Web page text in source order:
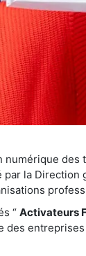
numérique
la
“ Activateurs